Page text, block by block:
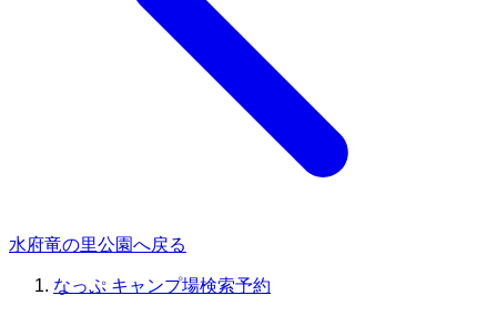
水府竜の里公園へ戻る
なっぷ キャンプ場検索予約